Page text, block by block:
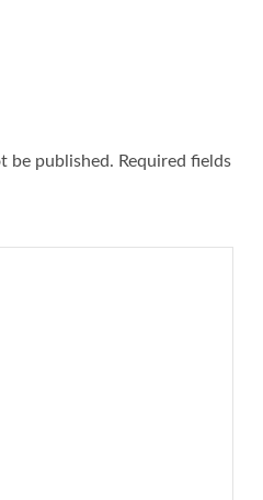
be published. Required fields